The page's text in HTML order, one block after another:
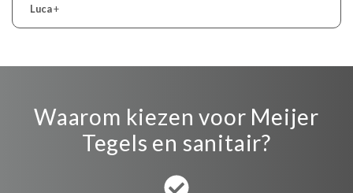
Luca+
Waarom kiezen voor Meijer
Tegels en sanitair?